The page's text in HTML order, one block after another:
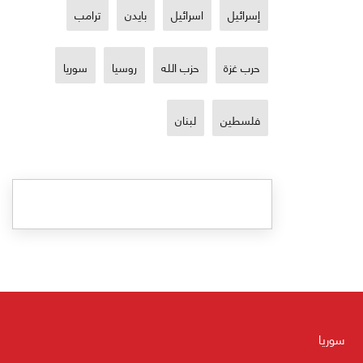
إسرائيل اسرائيل بايدن ترامب
حرب غزة حزب الله روسيا سوريا
فلسطين لبنان
سوريا